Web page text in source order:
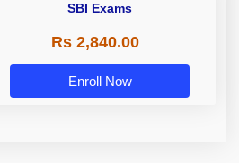
SBI Exams
Rs 2,840.00
Enroll Now